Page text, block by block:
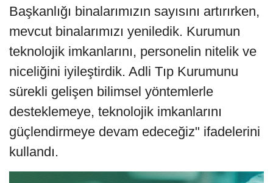
Başkanlığı binalarımızın sayısını artırırken,
mevcut binalarımızı yeniledik. Kurumun
teknolojik imkanlarını, personelin nitelik ve
niceliğini iyileştirdik. Adli Tıp Kurumunu
sürekli gelişen bilimsel yöntemlerle
desteklemeye, teknolojik imkanlarını
güçlendirmeye devam edeceğiz" ifadelerini
kullandı.